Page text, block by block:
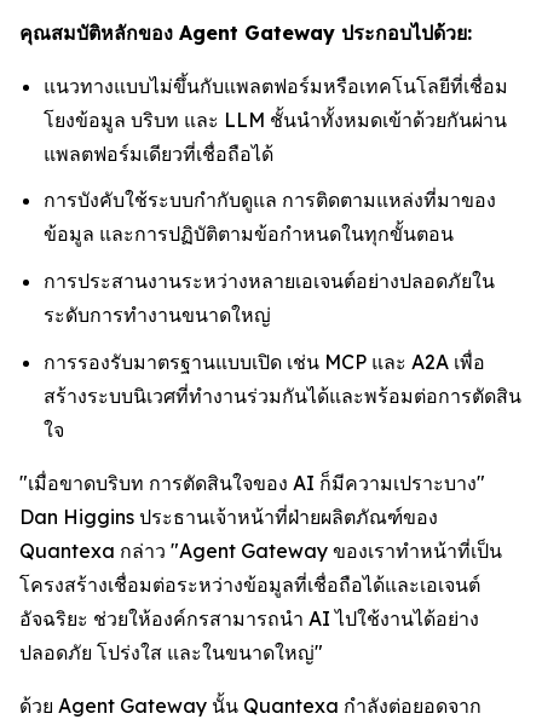
คุณสมบัติหลักของ Agent Gateway ประกอบไปด้วย:
แนวทางแบบไม่ขึ้นกับแพลตฟอร์มหรือเทคโนโลยีที่เชื่อม
โยงข้อมูล บริบท และ LLM ชั้นนำทั้งหมดเข้าด้วยกันผ่าน
แพลตฟอร์มเดียวที่เชื่อถือได้
การบังคับใช้ระบบกำกับดูแล การติดตามแหล่งที่มาของ
ข้อมูล และการปฏิบัติตามข้อกำหนดในทุกขั้นตอน
การประสานงานระหว่างหลายเอเจนต์อย่างปลอดภัยใน
ระดับการทำงานขนาดใหญ่
การรองรับมาตรฐานแบบเปิด เช่น MCP และ A2A เพื่อ
สร้างระบบนิเวศที่ทำงานร่วมกันได้และพร้อมต่อการตัดสิน
ใจ
"เมื่อขาดบริบท การตัดสินใจของ AI ก็มีความเปราะบาง"
Dan Higgins ประธานเจ้าหน้าที่ฝ่ายผลิตภัณฑ์ของ
Quantexa กล่าว "Agent Gateway ของเราทำหน้าที่เป็น
โครงสร้างเชื่อมต่อระหว่างข้อมูลที่เชื่อถือได้และเอเจนต์
อัจฉริยะ ช่วยให้องค์กรสามารถนำ AI ไปใช้งานได้อย่าง
ปลอดภัย โปร่งใส และในขนาดใหญ่"
ด้วย Agent Gateway นั้น Quantexa กำลังต่อยอดจาก